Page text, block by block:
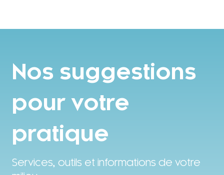
Nos suggestions
pour votre
pratique
Services, outils et informations de votre